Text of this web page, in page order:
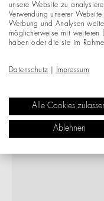
unsere Website zu
Verwendung unserer
Werbung und Analysen
möglicherweise mit weiteren
haben oder die sie im
Datenschutz Impressum
Alle Cookies
Ablehnen